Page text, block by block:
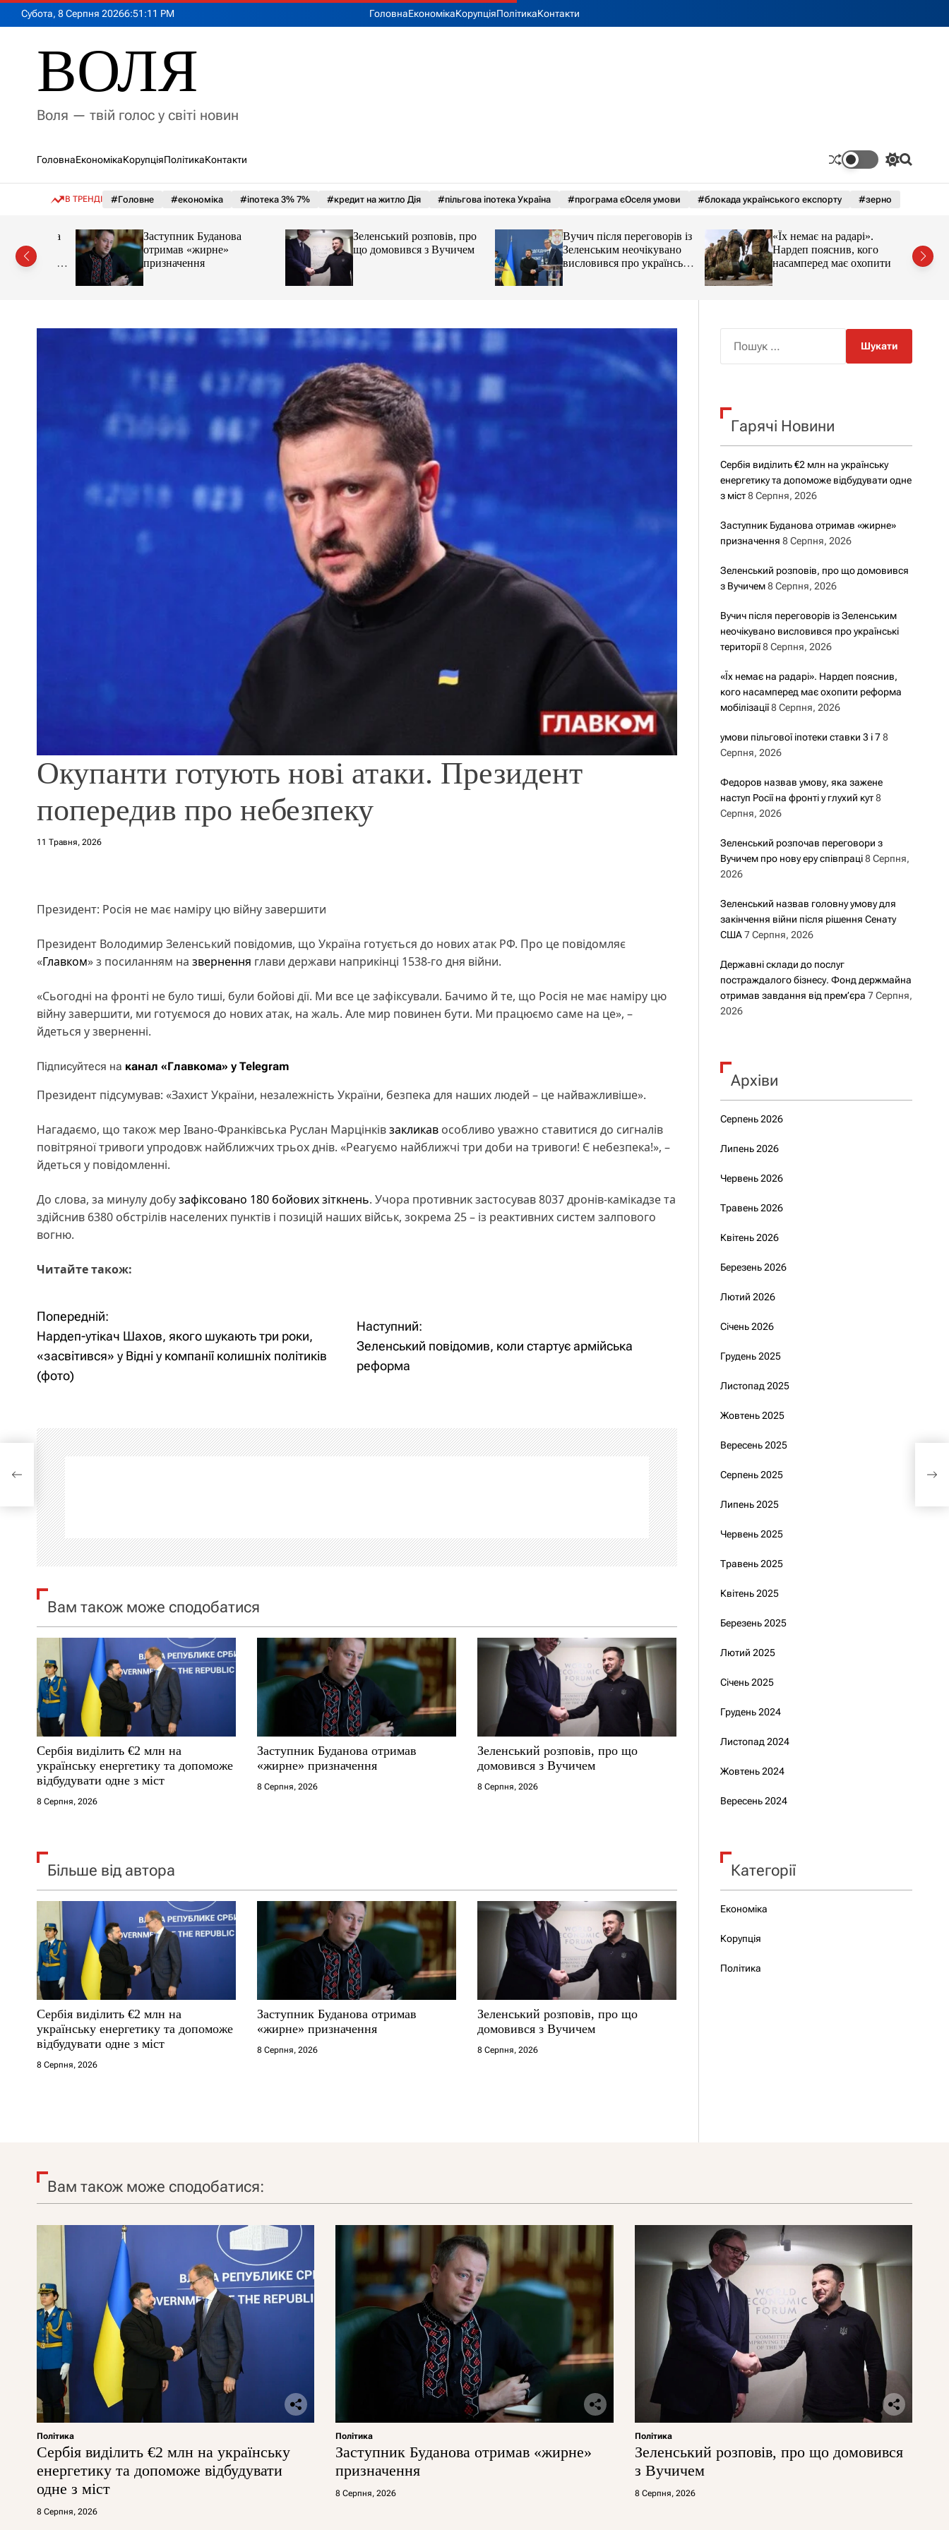
Субота, 8 Серпня 20266:51 :13 PM ГоловнаЕкономікаКорупціяПолітикаКонтакти
ВОЛЯ
Воля — твій голос у світі новин
ГоловнаЕкономікаКорупціяПолітикаКонтакти
П
е
к
а
ч
р
о
у
П
В ТРЕНДІ #Головне #економіка #іпотека 3% 7% #кредит на житло Дія #пільгова іпотека Україна #програма єОселя умови #блокада українського експорту #зерно
та
одне
Заступник Буданова
отримав «жирне»
призначення
Зеленський розповів, про
що домовився з Вучичем
Вучич після переговорів із
Зеленським неочікувано
висловився про українські
території
«Їх немає на радарі».
Нардеп пояснив, кого
насамперед має охопити
реформа мобілізації
Окупанти готують нові атаки. Президент
попередив про небезпеку
11 Травня, 2026
Президент: Росія не має наміру цю війну завершити
Президент Володимир Зеленський повідомив, що Україна готується до нових атак РФ. Про це повідомляє
«Главком» з посиланням на звернення глави держави наприкінці 1538-го дня війни.
«Сьогодні на фронті не було тиші, були бойові дії. Ми все це зафіксували. Бачимо й те, що Росія не має наміру цю
війну завершити, ми готуємося до нових атак, на жаль. Але мир повинен бути. Ми працюємо саме на це», –
йдеться у зверненні.
Підписуйтеся на канал «Главкома» у Telegram
Президент підсумував: «Захист України, незалежність України, безпека для наших людей – це найважливіше».
Нагадаємо, що також мер Івано-Франківська Руслан Марцінківзакликав особливо уважно ставитися до сигналів
повітряної тривоги упродовж найближчих трьох днів. «Реагуємо найближчі три доби на тривоги! Є небезпека!», –
йдеться у повідомленні.
До слова, за минулу добузафіксовано 180 бойових зіткнень. Учора противник застосував 8037 дронів-камікадзе та
здійснив 6380 обстрілів населених пунктів і позицій наших військ, зокрема 25 – із реактивних систем залпового
вогню.
Читайте також:
Н
а
в
г
а
ц
і
я
з
а
п
и
с
і
в
Попередній:
Нардеп-утікач Шахов, якого шукають три роки,
«засвітився» у Відні у компанії колишніх політиків
(фото)
Наступний:
Зеленський повідомив, коли стартує армійська
реформа
Вам також може сподобатися
Сербія виділить €2 млн на
українську енергетику та допоможе
відбудувати одне з міст
8 Серпня, 2026
Заступник Буданова отримав
«жирне» призначення
8 Серпня, 2026
Зеленський розповів, про що
домовився з Вучичем
8 Серпня, 2026
Більше від автора
Сербія виділить €2 млн на
українську енергетику та допоможе
відбудувати одне з міст
8 Серпня, 2026
Заступник Буданова отримав
«жирне» призначення
8 Серпня, 2026
Зеленський розповів, про що
домовився з Вучичем
8 Серпня, 2026
к
Гарячі Новини
Сербія виділить €2 млн на українську
енергетику та допоможе відбудувати одне
з міст 8 Серпня, 2026
Заступник Буданова отримав «жирне»
призначення 8 Серпня, 2026
Зеленський розповів, про що домовився
з Вучичем 8 Серпня, 2026
Вучич після переговорів із Зеленським
неочікувано висловився про українські
території 8 Серпня, 2026
«Їх немає на радарі». Нардеп пояснив,
кого насамперед має охопити реформа
мобілізації 8 Серпня, 2026
умови пільгової іпотеки ставки 3 і 7 8
Серпня, 2026
Федоров назвав умову, яка зажене
наступ Росії на фронті у глухий кут 8
Серпня, 2026
Зеленський розпочав переговори з
Вучичем про нову еру співпраці 8 Серпня,
2026
Зеленський назвав головну умову для
закінчення війни після рішення Сенату
США 7 Серпня, 2026
Державні склади до послуг
постраждалого бізнесу. Фонд держмайна
отримав завдання від прем’єра 7 Серпня,
2026
Архіви
Серпень 2026
Липень 2026
Червень 2026
Травень 2026
Квітень 2026
Березень 2026
Лютий 2026
Січень 2026
Грудень 2025
Листопад 2025
Жовтень 2025
Вересень 2025
Серпень 2025
Липень 2025
Червень 2025
Травень 2025
Квітень 2025
Березень 2025
Лютий 2025
Січень 2025
Грудень 2024
Листопад 2024
Жовтень 2024
Вересень 2024
Категорії
Економіка
Корупція
Політика
Вам також може сподобатися:
Політика
Сербія виділить €2 млн на українську
енергетику та допоможе відбудувати
одне з міст
8 Серпня, 2026
Політика
Заступник Буданова отримав «жирне»
призначення
8 Серпня, 2026
Політика
Зеленський розповів, про що домовився
з Вучичем
8 Серпня, 2026